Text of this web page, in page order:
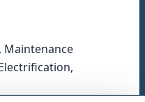
Maintenance